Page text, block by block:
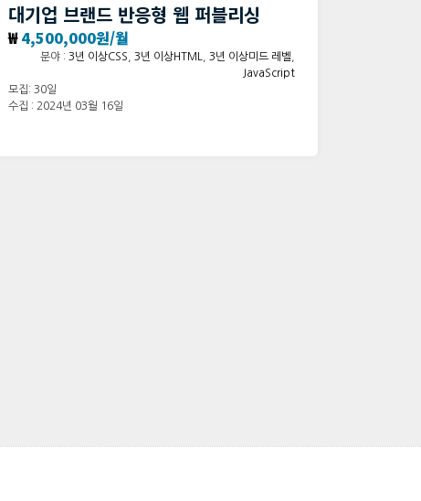
대기업 브랜드 반응형 웹 퍼블리싱
₩4,500,000원/월
분야 : 3년 이상CSS 3년 이상HTML 3년 이상미드 레벨
JavaScript
모집: 30일
수집 : 2024년 03월 16일